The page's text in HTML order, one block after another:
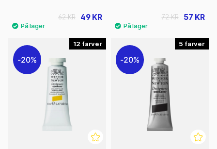
49 KR
62 KR 57 KR
72 KR
12
20%
5
20%